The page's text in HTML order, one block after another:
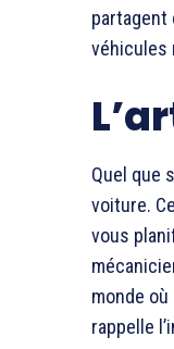
partagent
véhicules
Quel que
voiture.
vous
monde
rappelle